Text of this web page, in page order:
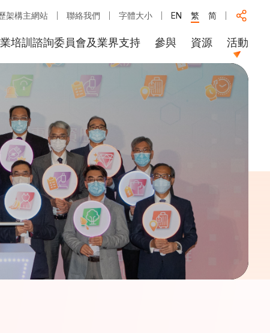
架構主網站 聯絡我們 字體大小 EN 繁 简
培訓諮詢委員會及業界支持 參與 資源 活動